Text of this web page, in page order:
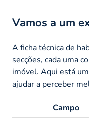
Vamos a um
A ficha técnica de
secções, cada uma
imóvel. Aqui está um
ajudar a perceber
Campo